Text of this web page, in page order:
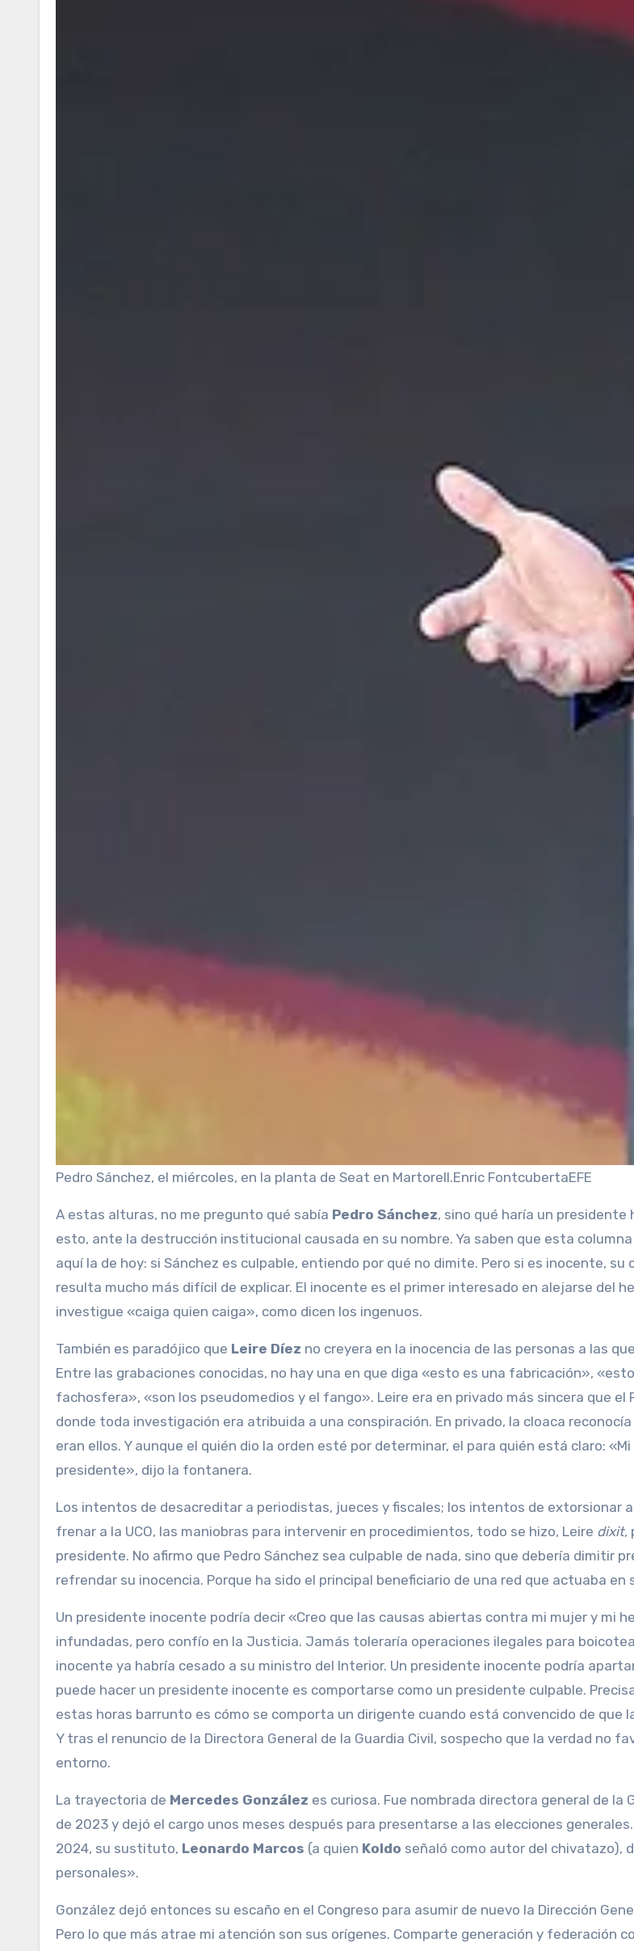
Pedro Sánchez, el miércoles, en la planta de Seat en Martorell.Enric FontcubertaEFE
A estas alturas, no me pregunto qué sabía Pedro Sánchez, sino qué haría un presidente
esto, ante la destrucción institucional causada en su nombre. Ya saben que esta
aquí la de hoy: si Sánchez es culpable, entiendo por qué no dimite. Pero si es inocente,
resulta mucho más difícil de explicar. El inocente es el primer interesado en alejarse del
investigue «caiga quien caiga», como dicen los ingenuos.
También es paradójico que Leire Díez no creyera en la inocencia de las personas a las
Entre las grabaciones conocidas, no hay una en que diga «esto es una fabricación»,
fachosfera», «son los pseudomedios y el fango». Leire era en privado más sincera que el
donde toda investigación era atribuida a una conspiración. En privado, la cloaca
eran ellos. Y aunque el quién dio la orden esté por determinar, el para quién está claro:
presidente», dijo la fontanera.
Los intentos de desacreditar a periodistas, jueces y fiscales; los intentos de extorsionar
frenar a la UCO, las maniobras para intervenir en procedimientos, todo se hizo, Leire dixit,
presidente. No afirmo que Pedro Sánchez sea culpable de nada, sino que debería dimitir
refrendar su inocencia. Porque ha sido el principal beneficiario de una red que actuaba en
Un presidente inocente podría decir «Creo que las causas abiertas contra mi mujer y mi
infundadas, pero confío en la Justicia. Jamás toleraría operaciones ilegales para
inocente ya habría cesado a su ministro del Interior. Un presidente inocente podría
puede hacer un presidente inocente es comportarse como un presidente culpable.
estas horas barrunto es cómo se comporta un dirigente cuando está convencido de que
Y tras el renuncio de la Directora General de la Guardia Civil, sospecho que la verdad no
entorno.
La trayectoria de Mercedes González es curiosa. Fue nombrada directora general de la
de 2023 y dejó el cargo unos meses después para presentarse a las elecciones
2024, su sustituto, Leonardo Marcos (a quien Koldo señaló como autor del chivatazo),
personales».
González dejó entonces su escaño en el Congreso para asumir de nuevo la Dirección
Pero lo que más atrae mi atención son sus orígenes. Comparte generación y federación